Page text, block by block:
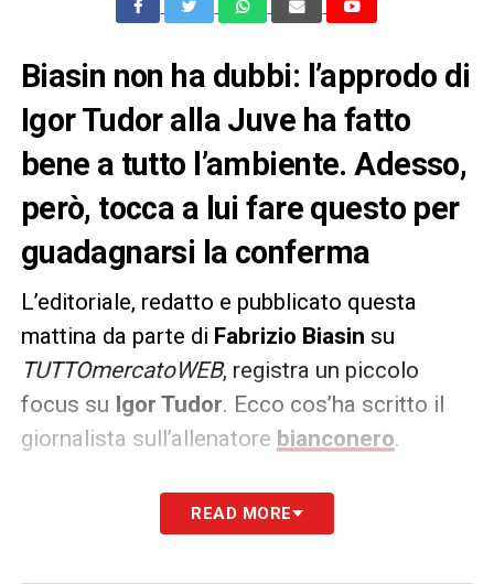
Biasin non ha dubbi: l’approdo di
Igor Tudor alla Juve ha fatto
bene a tutto l’ambiente. Adesso,
però, tocca a lui fare questo per
guadagnarsi la conferma
L’editoriale, redatto e pubblicato questa
mattina da parte di Fabrizio Biasin su
TUTTOmercatoWEB, registra un piccolo
focus su Igor Tudor. Ecco cos’ha scritto il
giornalista sull’allenatore bianconero.
Due cose sullaJuve
oggi. Igor Tudor di recente ha fatto sapere
READ MORE